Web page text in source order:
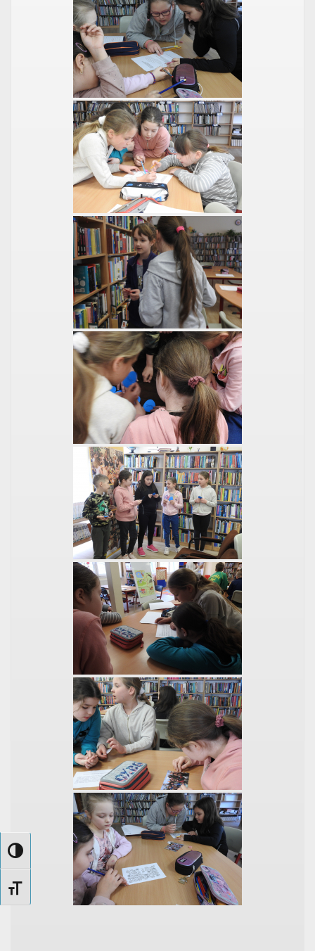
Nagy kontraszt váltása
Betűméret váltása